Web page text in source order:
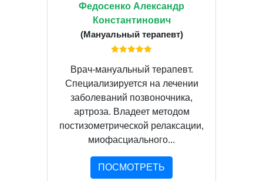
Федосенко Александр
Константинович
(Мануальный терапевт)
Врач-мануальный терапевт.
Специализируется на лечении
заболеваний позвоночника,
артроза. Владеет методом
постизометрической релаксации,
миофасциального...
ПОСМОТРЕТЬ